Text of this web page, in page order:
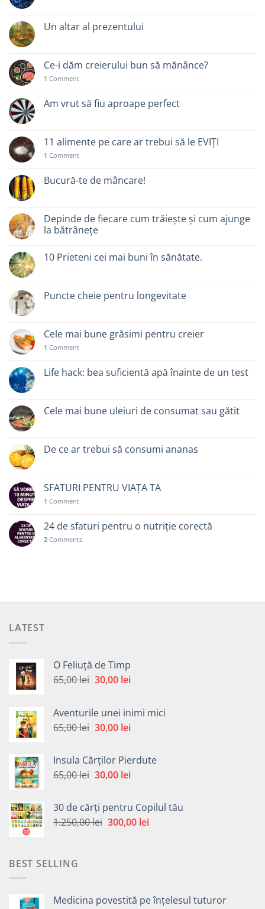
Un altar al prezentului
Ce-i dăm creierului bun să mănânce?
1 Comment
Am vrut să fiu aproape perfect
11 alimente pe care ar trebui să le EVIȚI
1 Comment
Bucură-te de mâncare!
Depinde de fiecare cum trăiește și cum ajunge
la bătrânețe
10 Prieteni cei mai buni în sănătate.
Puncte cheie pentru longevitate
Cele mai bune grăsimi pentru creier
1 Comment
Life hack: bea suficientă apă înainte de un test
Cele mai bune uleiuri de consumat sau gătit
De ce ar trebui să consumi ananas
SFATURI PENTRU VIAȚA TA
1 Comment
24 de sfaturi pentru o nutriție corectă
2 Comments
LATEST
O Feliuță de Timp
65,00lei Prețul
fost:
65,00 lei.
30,00 leiPrețul
30,00 lei.
Aventurile unei inimi mici
65,00lei Prețul
fost:
65,00 lei.
30,00 leiPrețul
30,00 lei.
Insula Cărților Pierdute
65,00lei Prețul
fost:
65,00 lei.
30,00 leiPrețul
30,00 lei.
30 de cărți pentru Copilul tău
1.250,00lei Prețul
300,00 leiPrețul
BEST SELLING
Medicina povestită pe înțelesul tuturor